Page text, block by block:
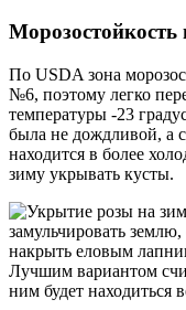
Морозостойкость
По USDA зона
№6, поэтому легко
температуры -23
была не дождливой, а
находится в более
зиму укрывать кусты.
замульчировать
накрыть еловым
Лучшим вариантом
ним будет находиться